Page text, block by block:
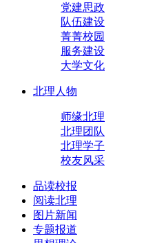
党建思政
队伍建设
菁菁校园
服务建设
大学文化
北理人物
师缘北理
北理团队
北理学子
校友风采
品读校报
阅读北理
图片新闻
专题报道